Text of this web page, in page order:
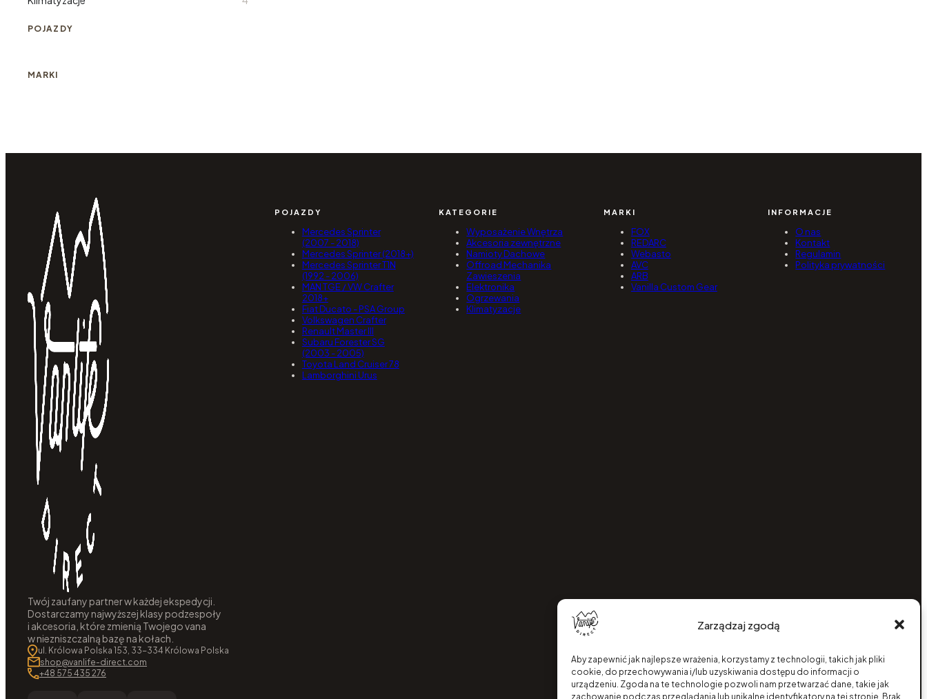
Zarządzaj zgodą
Aby zapewnić jak najlepsze wrażenia, korzystamy z technologii, takich jak pliki
cookie, do przechowywania i/lub uzyskiwania dostępu do informacji o
urządzeniu. Zgoda na te technologie pozwoli nam przetwarzać dane, takie jak
zachowanie podczas przeglądania lub unikalne identyfikatory na tej stronie. Brak
POJAZDY
MARKI
Twój zaufany partner w każdej ekspedycji.
Dostarczamy najwyższej klasy podzespoły
i akcesoria, które zmienią Twojego vana
w niezniszczalną bazę na kołach.
ul. Królowa Polska 153, 33-334 Królowa Polska
shop@vanlife-direct.com
+48 575 435 276
POJAZDY
Mercedes Sprinter
(2007 - 2018)
Mercedes Sprinter (2018+)
Mercedes Sprinter T1N
(1992 - 2006)
MAN TGE / VW Crafter
2018+
Fiat Ducato - PSA Group
Volkswagen Crafter
Renault Master III
Subaru Forester SG
(2003 - 2005)
Toyota Land Cruiser 78
Lamborghini Urus
KATEGORIE
Wyposażenie Wnętrza
Akcesoria zewnętrzne
Namioty Dachowe
Offroad Mechanika
Zawieszenia
Elektronika
Ogrzewania
Klimatyzacje
MARKI
FOX
REDARC
Webasto
AVC
ARB
Vanilla Custom Gear
INFORMACJE
O nas
Kontakt
Regulamin
Polityka prywatności